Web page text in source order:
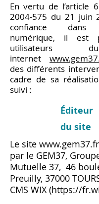
En vertu de l’article
2004-575 du 21 juin
confiance dans
numérique, il est
utilisateurs
internet
des différents
cadre de sa
suivi :
Éditeur
du site
Le site www.gem37.fr
par le GEM37,
Mutuelle 37, 46
Preuilly, 37000
CMS WIX (https://